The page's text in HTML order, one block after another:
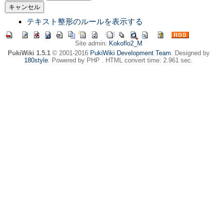
テキスト整形のルールを表示する
Site admin: Kokoflo2_M
PukiWiki 1.5.1© 2001-2016 PukiWiki Development Team. Designed by
180style. Powered by PHP . HTML convert time: 2.961 sec.